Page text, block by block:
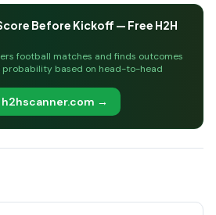
Before Kickoff — Free H2H
football matches and finds outcomes
probability based on head-to-head
→